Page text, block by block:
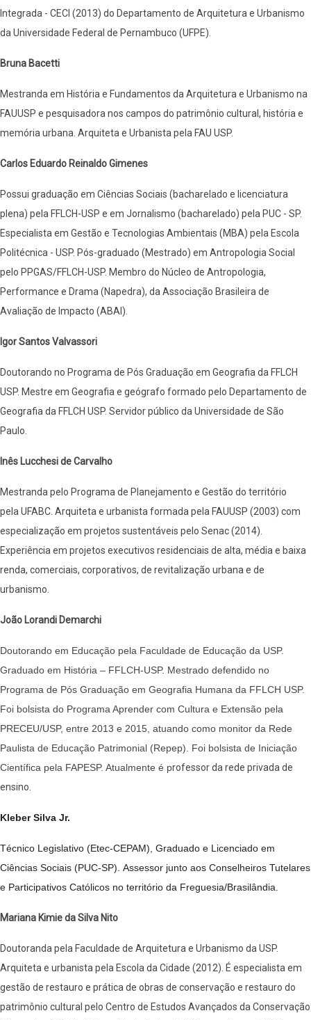
Integrada - CECI (2013) do Departamento de Arquitetura e Urbanismo
da Universidade Federal de Pernambuco (UFPE).
Bruna Bacetti
Mestranda em História e Fundamentos da Arquitetura e Urbanismo na
FAUUSP e pesquisadora nos campos do patrimônio cultural, história e
memória urbana. Arquiteta e Urbanista pela FAU USP.
Carlos Eduardo Reinaldo Gimenes
Possui graduação em Ciências Sociais (bacharelado e licenciatura
plena) pela FFLCH-USP e em Jornalismo (bacharelado) pela PUC - SP.
Especialista em Gestão e Tecnologias Ambientais (MBA) pela Escola
Politécnica - USP. Pós-graduado (Mestrado) em Antropologia Social
pelo PPGAS/FFLCH-USP. Membro do Núcleo de Antropologia,
Performance e Drama (Napedra), da Associação Brasileira de
Avaliação de Impacto (ABAI).
Igor Santos Valvassori
Doutorando no Programa de Pós Graduação em Geografia da FFLCH
USP. Mestre em Geografia e geógrafo formado pelo Departamento de
Geografia da FFLCH USP. Servidor público da Universidade de São
Paulo.
Inês Lucchesi de Carvalho
Mestranda pelo Programa de Planejamento e Gestão do território
pela UFABC. Arquiteta e urbanista formada pela FAUUSP (2003) com
especialização em projetos sustentáveis pelo Senac (2014).
Experiência em projetos executivos residenciais de alta, média e baixa
renda, comerciais, corporativos, de revitalização urbana e de
urbanismo.
João Lorandi Demarchi
Doutorando em Educação pela Faculdade de Educação da USP.
Graduado em História – FFLCH-USP. Mestrado defendido no
Programa de Pós Graduação em Geografia Humana da FFLCH USP.
Foi bolsista do Programa Aprender com Cultura e Extensão pela
PRECEU/USP, entre 2013 e 2015, atuando como monitor da Rede
Paulista de Educação Patrimonial (Repep). Foi bolsista de Iniciação
Científica pela FAPESP. Atualmente é professor da rede privada de
ensino.
Kleber Silva Jr.
Técnico Legislativo (Etec-CEPAM), Graduado e Licenciado em
Ciências Sociais (PUC-SP). Assessor junto aos Conselheiros Tutelares
e Participativos Católicos no território da Freguesia/Brasilândia.
Mariana Kimie da Silva Nito
Doutoranda pela Faculdade de Arquitetura e Urbanismo da USP.
Arquiteta e urbanista pela Escola da Cidade (2012). É especialista em
gestão de restauro e prática de obras de conservação e restauro do
patrimônio cultural pelo Centro de Estudos Avançados da Conservação